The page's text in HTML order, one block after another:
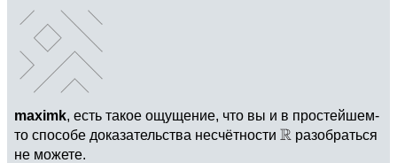
maximk, есть такое ощущение, что вы и в простейшем-
то способе доказательства несчётности
разобраться
не можете.